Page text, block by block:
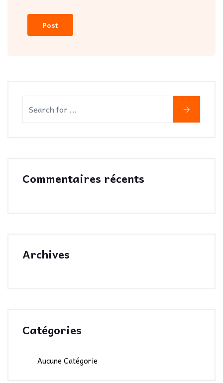
Commentaires récents
Archives
Catégories
Aucune Catégorie